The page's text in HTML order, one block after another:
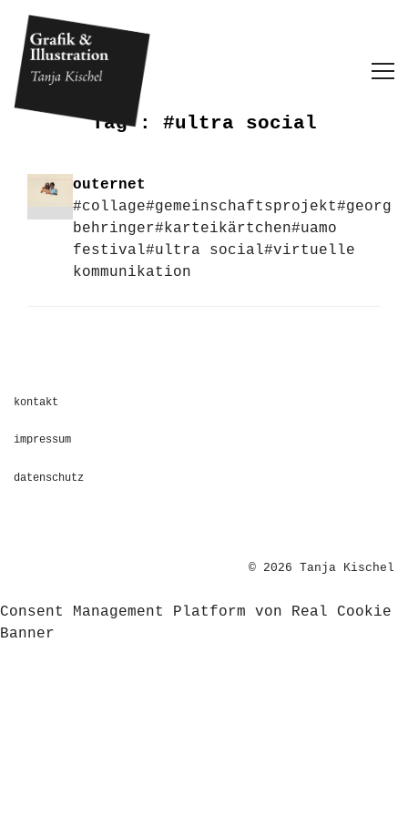
Tag : #ultra social
outernet
#collage#gemeinschaftsprojekt#georg
behringer#karteikärtchen#uamo
festival#ultra social#virtuelle
kommunikation
kontakt
impressum
datenschutz
© 2026 Tanja Kischel
Consent Management Platform von Real Cookie
Banner